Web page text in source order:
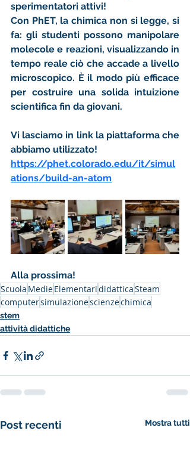
sperimentatori attivi!
Con PhET, la chimica non si legge, si
fa: gli studenti possono manipolare
molecole e reazioni, visualizzando in
tempo reale ciò che accade a livello
microscopico. È il modo più efficace
per costruire una solida intuizione
scientifica fin da giovani.
Vi lasciamo in link la piattaforma che
abbiamo utilizzato!
https://phet.colorado.edu/it/simul
ations/build-an-atom
Alla prossima!
Scuola MedieElementarididatticaSteam
computersimulazionescienzechimica
stem
attività didattiche
Post recenti Mostra tutti